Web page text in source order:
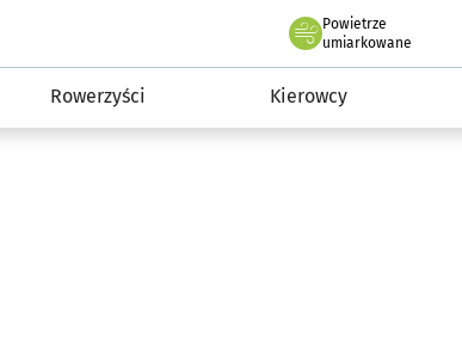
Powietrze
we Wrocławiu
umiarkowane
Rowerzyści Kierowcy